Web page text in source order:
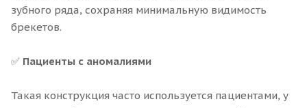
зубного ряда, сохраняя минимальную видимость
брекетов.
✅ Пациенты с аномалиями
Такая конструкция часто используется пациентами, у